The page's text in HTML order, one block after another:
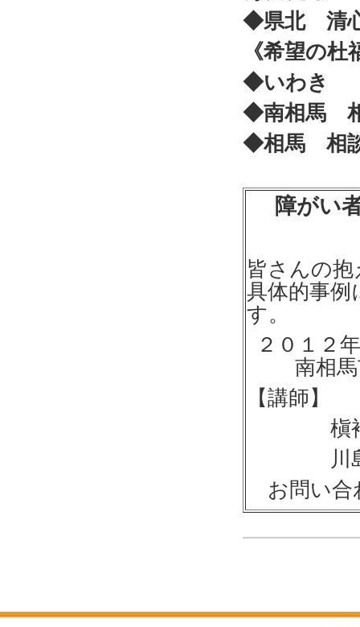
◆県北 清心
《希望の杜
◆いわき 「
◆南相馬 相
◆相馬 相談
障がい
皆さんの
具体的事例
す。
２０１２
南相
【講師】
槇裕
川島
お問い合